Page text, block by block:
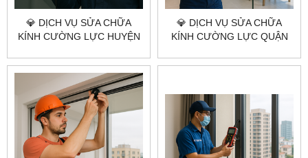
💎 DỊCH VỤ SỬA CHỮA
KÍNH CƯỜNG LỰC HUYỆN
CITYBUILDING HCM – UY
TÍN – NHANH – GIÁ XƯỞNG
💎 DỊCH VỤ SỬA CHỮA
KÍNH CƯỜNG LỰC QUẬN
HCM – NHANH – CHUẨN KỸ